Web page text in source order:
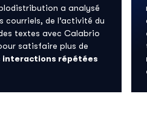
a analysé
courriels, de l’activité du
textes avec Calabrio
satisfaire plus de
interactions répétées